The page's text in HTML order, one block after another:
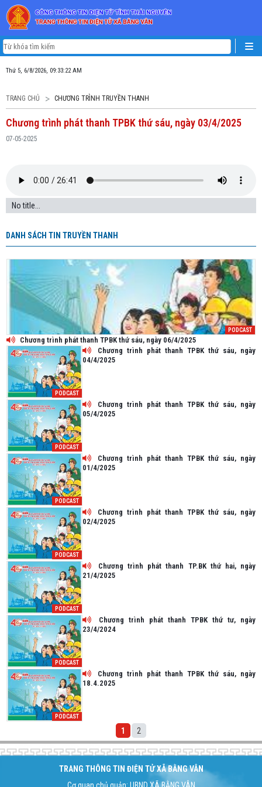
Thứ 5, 6/8/2026, 09:33:22 AM
TRANG CHỦ CHƯƠNG TRÌNH TRUYỀN THANH
Chương trình phát thanh TPBK thứ sáu, ngày 03/4/2025
07-05-2025
No title...
DANH SÁCH TIN TRUYỀN THANH
PODCAST
Chương trình phát thanh TPBK thứ sáu, ngày 06/4/2025
PODCAST
Chương trình phát thanh TPBK thứ sáu, ngày
04/4/2025
PODCAST
Chương trình phát thanh TPBK thứ sáu, ngày
05/4/2025
PODCAST
Chương trình phát thanh TPBK thứ sáu, ngày
01/4/2025
PODCAST
Chương trình phát thanh TPBK thứ sáu, ngày
02/4/2025
PODCAST
Chương trình phát thanh TP.BK thứ hai, ngày
21/4/2025
PODCAST
Chương trình phát thanh TPBK thứ tư, ngày
23/4/2024
PODCAST
Chương trình phát thanh TPBK thứ sáu, ngày
18.4.2025
1 2
TRANG THÔNG TIN ĐIỆN TỬ XÃ BẰNG VÂN